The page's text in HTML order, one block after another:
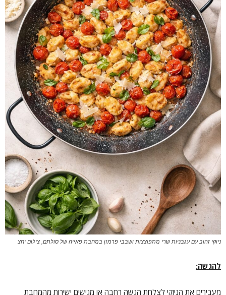
ניוקי זהוב עם עגבניות שרי מתפוצצות ושבבי פרמזן במחבת פאייה של סולתם, צילום יחצ
להגשה:
מעבירים את הניוקי לצלחת הגשה רחבה או מגישים ישירות מהמחבת